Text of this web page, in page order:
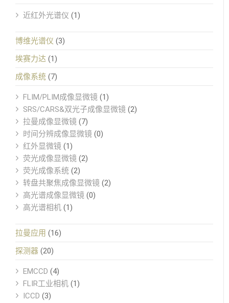
近红外光谱仪 (1)
博维光谱仪 (3)
埃赛力达 (1)
成像系统 (7)
FLIM/PLIM成像显微镜 (1)
SRS/CARS&双光子成像显微镜 (2)
拉曼成像显微镜 (7)
时间分辨成像显微镜 (0)
红外显微镜 (1)
荧光成像显微镜 (2)
荧光成像系统 (2)
转盘共聚焦成像显微镜 (2)
高光谱成像显微镜 (0)
高光谱相机 (1)
拉曼应用 (16)
探测器 (20)
EMCCD (4)
FLIR工业相机 (1)
ICCD (3)